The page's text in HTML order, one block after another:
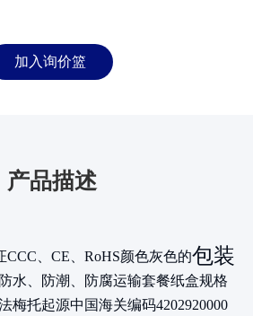
加入询价篮
产品描述
CCC、CE、RoHS颜色灰色的
防水、防潮、防腐运输套餐纸盒规格
梅托起源中国海关编码4202920000
包装